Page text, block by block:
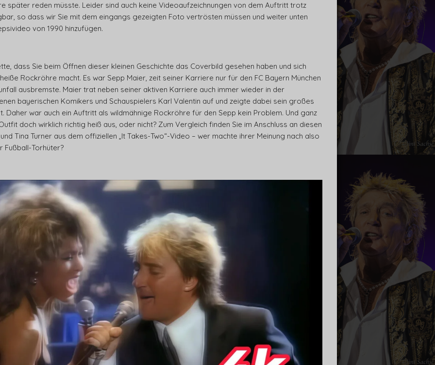
später reden müsste. Leider sind auch keine Videoaufzeichnungen von dem Auftritt trotz
so dass wir Sie mit dem eingangs gezeigten Foto vertrösten müssen und weiter unten
von 1990 hinzufügen.
dass Sie beim Öffnen dieser kleinen Geschichte das Coverbild gesehen haben und sich
Rockröhre macht. Es war Sepp Maier, zeit seiner Karriere nur für den FC Bayern München
ausbremste. Maier trat neben seiner aktiven Karriere auch immer wieder in der
bayerischen Komikers und Schauspielers Karl Valentin auf und zeigte dabei sein großes
Daher war auch ein Auftritt als wildmähnige Rockröhre für den Sepp kein Problem. Und ganz
doch wirklich richtig heiß aus, oder nicht? Zum Vergleich finden Sie im Anschluss an diesen
Tina Turner aus dem offiziellen „It Takes-Two“-Video – wer machte ihrer Meinung nach also
Fußball-Torhüter?